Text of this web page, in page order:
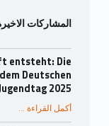
الشريط الجانبي
المشاركات
entsteht: Die
Deutschen
2025
أكمل القراءة “Wie Zukunft entsteht: Die Sprachbildungsprogramme auf dem Deutschen Kinder- und Jugendtag 2025”
...